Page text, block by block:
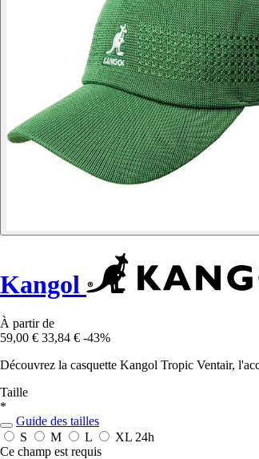
Kangol
À partir de
59,00 € 33,84 € -43%
Découvrez la casquette Kangol Tropic Ventair,
Taille
*
Guide des tailles
S
M L XL 24h
Ce champ est requis